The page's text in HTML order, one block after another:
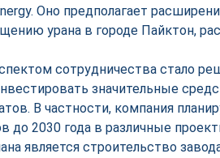
Оно предполагает
урана в городе Пайктон,
сотрудничества стало
значительные
В частности, компания
до 2030 года в различные
является строительство